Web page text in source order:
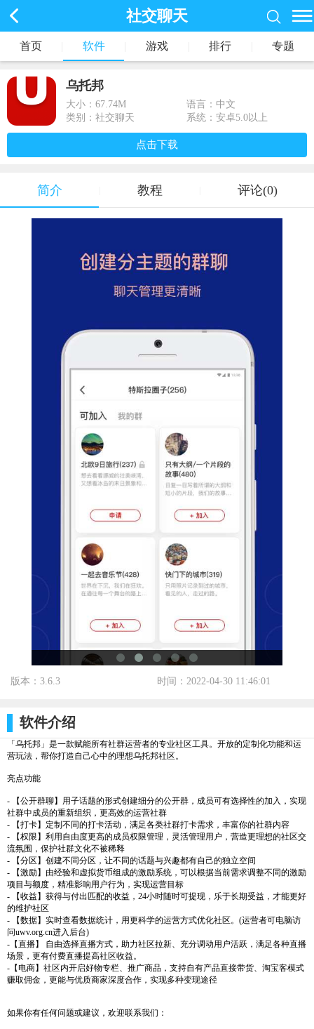
社交聊天
首页 软件 游戏 排行 专题
乌托邦
大小： 67.74M
语言：中文
类别：社交聊天
系统：安卓5.0以上
点击下载
简介 教程 评论(0)
版本：3.6.3 时间：2022-04-30 11:46:01
软件介绍
「乌托邦」是一款赋能所有社群运营者的专业社区工具。开放的定制化功能和运
营玩法，帮你打造自己心中的理想乌托邦社区。
亮点功能
- 【公开群聊】用子话题的形式创建细分的公开群，成员可有选择性的加入，实现
社群中成员的重新组织，更高效的运营社群
- 【打卡】定制不同的打卡活动，满足各类社群打卡需求，丰富你的社群内容
- 【权限】利用自由度更高的成员权限管理，灵活管理用户，营造更理想的社区交
流氛围，保护社群文化不被稀释
- 【分区】创建不同分区，让不同的话题与兴趣都有自己的独立空间
- 【激励】由经验和虚拟货币组成的激励系统，可以根据当前需求调整不同的激励
项目与额度，精准影响用户行为，实现运营目标
- 【收益】获得与付出匹配的收益，24小时随时可提现，乐于长期受益，才能更好
的维护社区
- 【数据】实时查看数据统计，用更科学的运营方式优化社区。(运营者可电脑访
问uwv.org.cn进入后台)
-【直播】 自由选择直播方式，助力社区拉新、充分调动用户活跃，满足各种直播
场景，更有付费直播提高社区收益。
-【电商】社区内开启好物专栏、推广商品，支持自有产品直接带货、淘宝客模式
赚取佣金，更能与优质商家深度合作，实现多种变现途径
如果你有任何问题或建议，欢迎联系我们：